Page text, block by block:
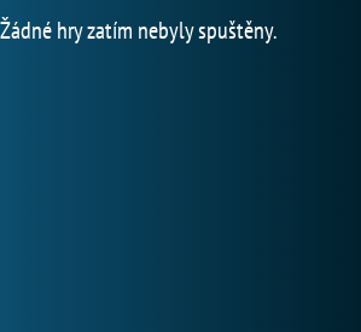
Žádné hry zatím nebyly spuštěny.